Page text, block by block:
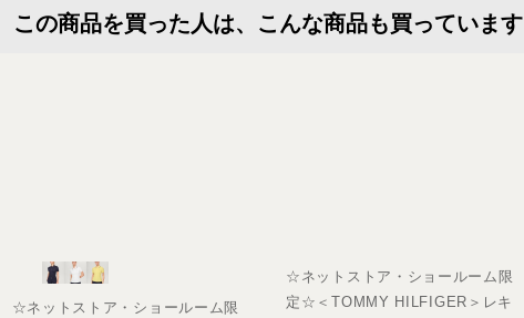
この商品を買った人は、こんな商品も買っています
☆ネットストア・ショールーム限
☆ネットストア・ショールーム限
定☆＜TOMMY HILFIGER＞レキ